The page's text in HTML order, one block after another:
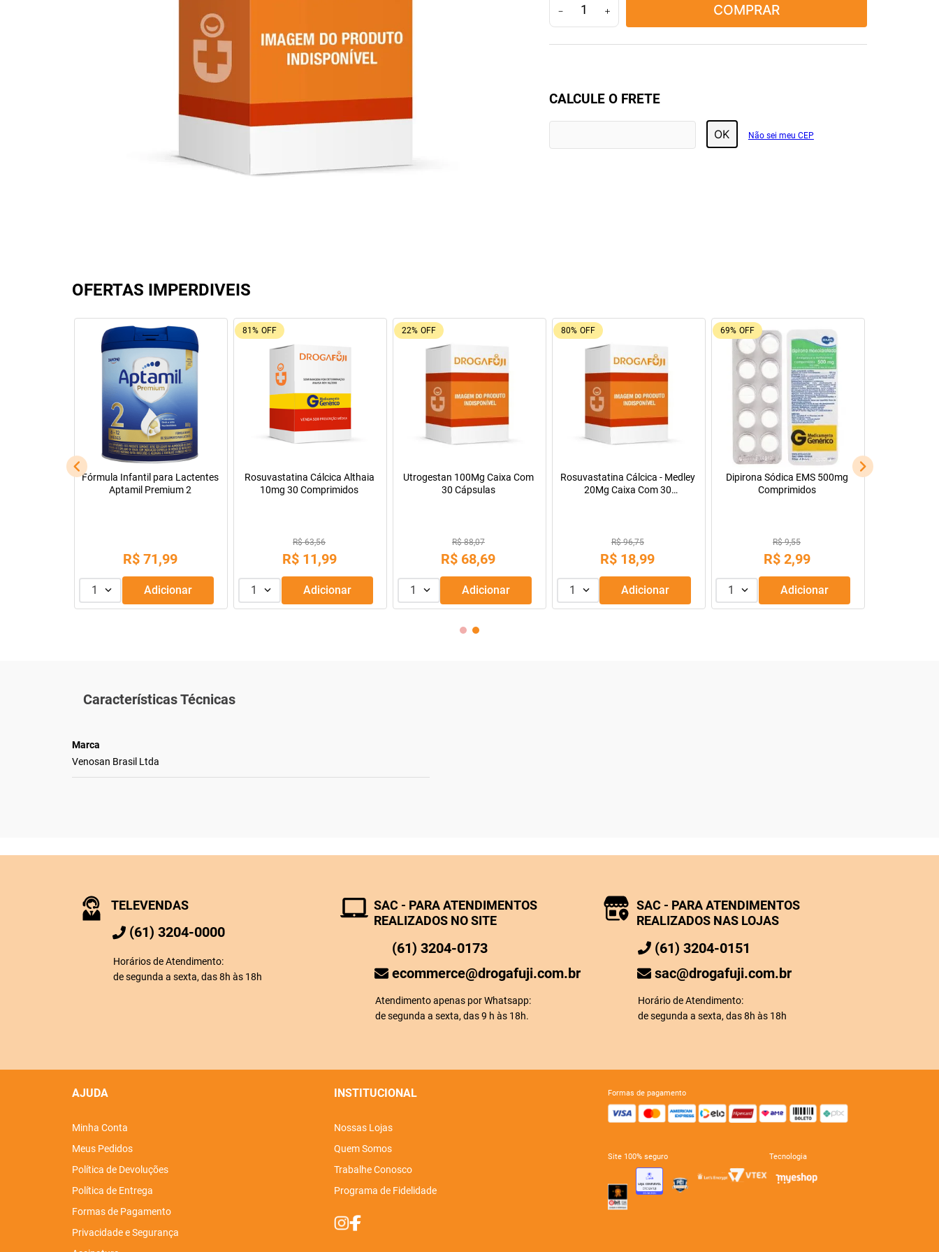
＋
－ COMPRAR
CALCULE O FRETE
OK Não sei meu CEP
OFERTAS IMPERDIVEIS
Fórmula Infantil para Lactentes
Aptamil Premium 2
R$ 71,99
1 Adicionar
81% OFF
Rosuvastatina Cálcica Althaia
10mg 30 Comprimidos
R$ 63,56
R$ 11,99
1 Adicionar
22% OFF
Utrogestan 100Mg Caixa Com
30 Cápsulas
R$ 88,07
R$ 68,69
1 Adicionar
80% OFF
Rosuvastatina Cálcica - Medley
20Mg Caixa Com 30
R$ 96,75
R$ 18,99
1 Adicionar
69% OFF
Dipirona Sódica EMS 500mg
Comprimidos
R$ 9,55
R$ 2,99
1 Adicionar
Características Técnicas
Marca
Venosan Brasil Ltda
TELEVENDAS
(61) 3204-0000
Horários de Atendimento:
de segunda a sexta, das 8h às 18h
SAC - PARA ATENDIMENTOS
REALIZADOS NO SITE
(61) 3204-0173
ecommerce@drogafuji.com.br
Atendimento apenas por Whatsapp:
de segunda a sexta, das 9 h às 18h.
SAC - PARA ATENDIMENTOS
REALIZADOS NAS LOJAS
(61) 3204-0151
sac@drogafuji.com.br
Horário de Atendimento:
de segunda a sexta, das 8h às 18h
AJUDA
Minha Conta
Meus Pedidos
Política de Devoluções
Política de Entrega
Formas de Pagamento
Privacidade e Segurança
INSTITUCIONAL
Nossas Lojas
Quem Somos
Trabalhe Conosco
Programa de Fidelidade
formas de pagamento
site 100% seguro tecnologia